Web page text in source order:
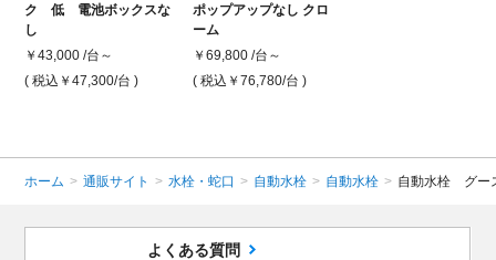
ク 低 電池ボックスな
し
￥43,000 /台～
( 税込￥47,300/台 )
ポップアップなし クロ
ーム
￥69,800 /台～
( 税込￥76,780/台 )
ホーム > 通販サイト > 水栓・蛇口 > 自動水栓 > 自動水栓 > 自動水栓 グー
よくある質問